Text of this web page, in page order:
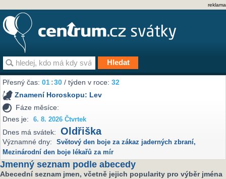
reklama
Přesný čas:01:30 / týden v roce:32
Znamení Horoskopu: Lev
Fáze měsíce:
Dnes je:
6. 8. 2026 Čtvrtek
Dnes má svátek: Oldřiška
Významné dny: Světový den boje za zákaz jaderných zbraní,
Mezinárodní den boje lékařů za mír
Jmenný seznam podle abecedy
Abecední seznam jmen, včetně jejich popularity pro výběr jména